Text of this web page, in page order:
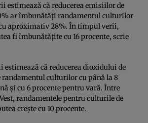
estimează că reducerea emisiilor de
ar îmbunătăți randamentul culturilor
aproximativ 28%. În timpul verii,
fi îmbunătățite cu 16 procente, scrie
estimează că reducerea dioxidului de
randamentul culturilor cu până la 8
și cu 6 procente pentru vară. Între
randamentele pentru culturile de
crește cu 10 procente.